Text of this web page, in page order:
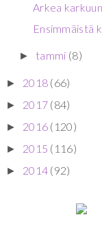
Arkea
Ensimmäistä
► tammi (8)
► 2018 (66)
► 2017 (84)
► 2016 (120)
► 2015 (116)
► 2014 (92)